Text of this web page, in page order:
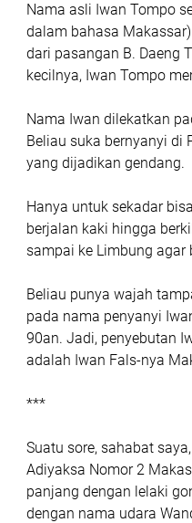
Nama asli Iwan Tompo
dalam bahasa
dari pasangan B. Daeng
kecilnya, Iwan Tompo
Nama Iwan dilekatkan
Beliau suka bernyanyi di
yang dijadikan gendang.
Hanya untuk sekadar
berjalan kaki hingga
sampai ke Limbung
Beliau punya wajah
pada nama penyanyi
90an. Jadi, penyebutan
adalah Iwan Fals-nya
***
Suatu sore, sahabat
Adiyaksa Nomor 2
panjang dengan lelaki
dengan nama udara